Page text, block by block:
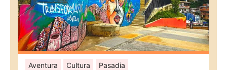
Aventura Cultura Pasadia